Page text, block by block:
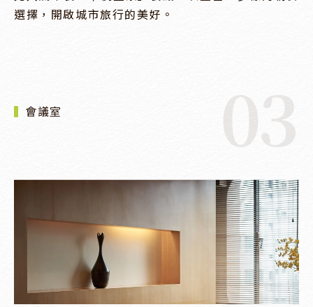
選擇，開啟城市旅行的美好。
會議室 03